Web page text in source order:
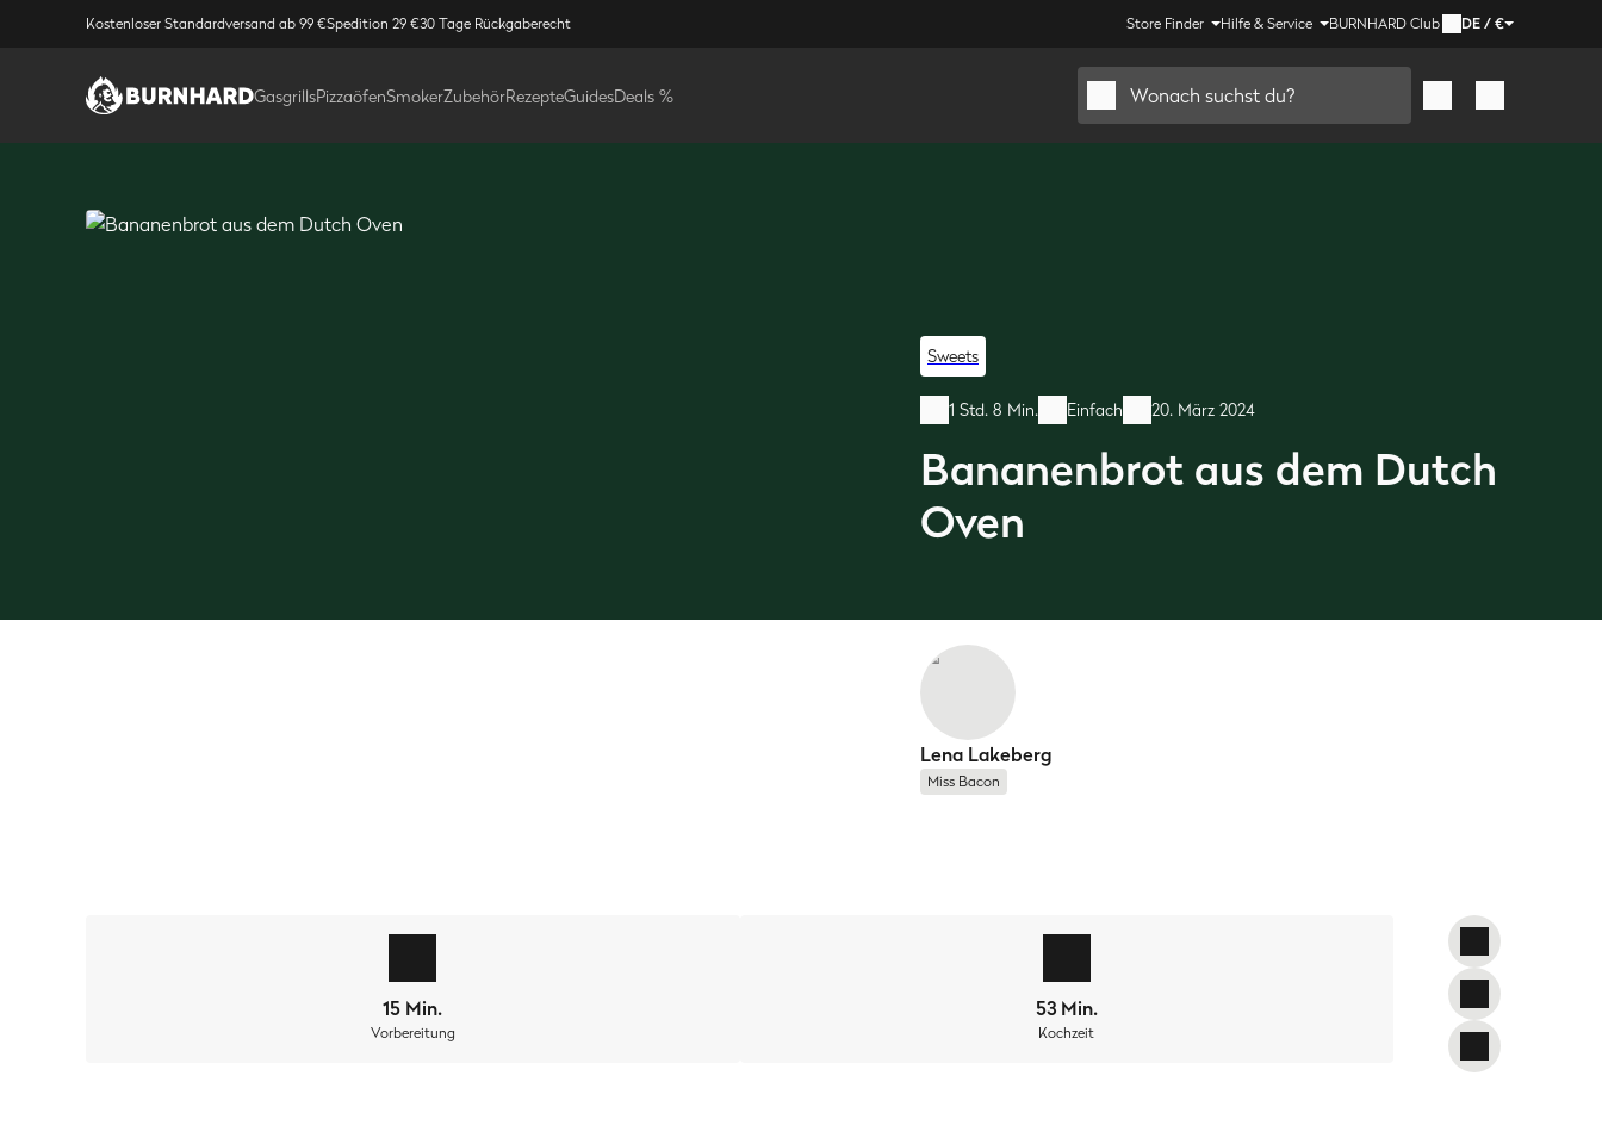
Kostenloser Standardversand ab 99 €Spedition 29 €30 Tage Rückgaberecht Store Finder Hilfe & Service BURNHARD Club DE/€
GasgrillsPizzaöfenSmokerZubehörRezepteGuidesDeals % Wonach suchst du?
Sweets
1 Std. 8 Min. Einfach 20. März 2024
Bananenbrot aus dem Dutch
Oven
Lena Lakeberg
Miss Bacon
"Wat haben die Leute nur immer mit ihrem
?", hab ich mir regelmäßig deim Durchscrollen meines Instagram-Feeds gedacht. Als ich mir
gusseisernen Kastenform gehackten Pistazien und getrockneten Cranberries
'ne verdammt leckere Sache. Und das ganz
15 Min.
Vorbereitung
53 Min.
Kochzeit